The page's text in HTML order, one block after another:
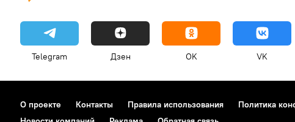
Telegram Дзен OK VK
О проекте Контакты Правила использования Политика